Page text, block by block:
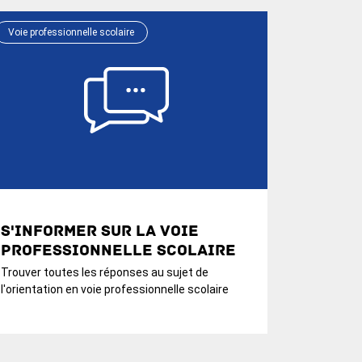
Voie professionnelle scolaire
S'informer sur la voie
professionnelle scolaire
Trouver toutes les réponses au sujet de
l'orientation en voie professionnelle scolaire